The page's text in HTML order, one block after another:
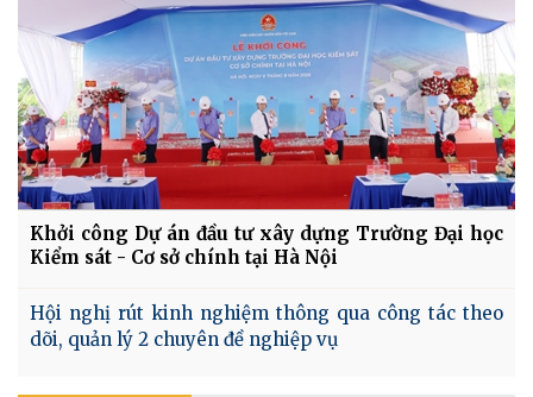
Khởi công Dự án đầu tư xây dựng Trường Đại học
Kiểm sát - Cơ sở chính tại Hà Nội
Hội nghị rút kinh nghiệm thông qua công tác theo
dõi, quản lý 2 chuyên đề nghiệp vụ